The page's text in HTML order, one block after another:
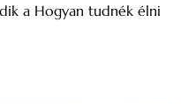
a Hogyan tudnék élni